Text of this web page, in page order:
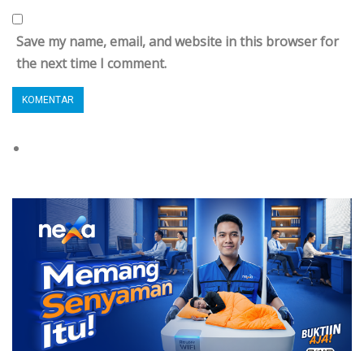
Save my name, email, and website in this browser for
the next time I comment.